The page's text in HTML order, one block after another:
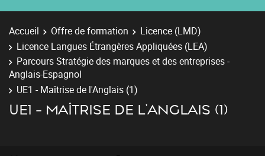
Accueil Offre de formation
Licence (LMD)
Licence Langues Étrangères Appliquées (LEA)
Parcours Stratégie des marques et des entreprises -
Anglais-Espagnol
UE1 - Maîtrise de l'Anglais (1)
UE1 - MAÎTRISE DE L'ANGLAIS (1)